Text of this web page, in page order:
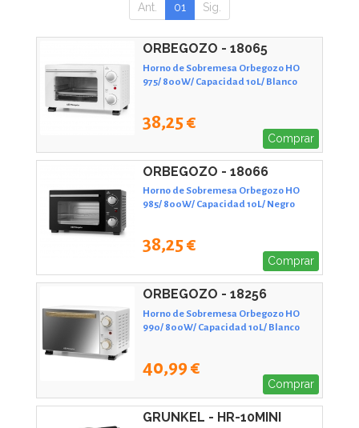
Ant. 01 Sig.
ORBEGOZO - 18065
Horno de Sobremesa Orbegozo HO
975/ 800W/ Capacidad 10L/ Blanco
38,25 €
Comprar
ORBEGOZO - 18066
Horno de Sobremesa Orbegozo HO
985/ 800W/ Capacidad 10L/ Negro
38,25 €
Comprar
ORBEGOZO - 18256
Horno de Sobremesa Orbegozo HO
990/ 800W/ Capacidad 10L/ Blanco
40,99 €
Comprar
GRUNKEL - HR-10MINI